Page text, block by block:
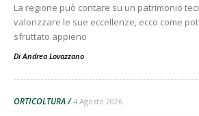
La regione può contare su un patrimonio
valorizzare le sue eccellenze, ecco come
sfruttato appieno
Di Andrea Lovazzano
ORTICOLTURA 4 Agosto 2026